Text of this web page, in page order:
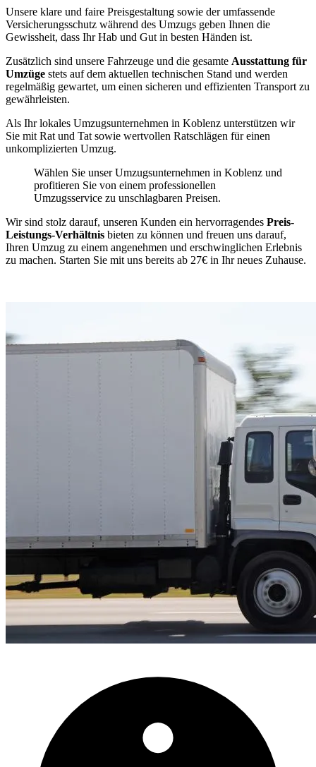
Unsere klare und faire Preisgestaltung sowie der umfassende
Versicherungsschutz während des Umzugs geben Ihnen die
Gewissheit, dass Ihr Hab und Gut in besten Händen ist.
Zusätzlich sind unsere Fahrzeuge und die gesamte Ausstattung für
Umzüge stets auf dem aktuellen technischen Stand und werden
regelmäßig gewartet, um einen sicheren und effizienten Transport zu
gewährleisten.
Als Ihr lokales Umzugsunternehmen in Koblenz unterstützen wir
Sie mit Rat und Tat sowie wertvollen Ratschlägen für einen
unkomplizierten Umzug.
Wählen Sie unser Umzugsunternehmen in Koblenz und
profitieren Sie von einem professionellen
Umzugsservice zu unschlagbaren Preisen.
Wir sind stolz darauf, unseren Kunden ein hervorragendes Preis-
Leistungs-Verhältnis bieten zu können und freuen uns darauf,
Ihren Umzug zu einem angenehmen und erschwinglichen Erlebnis
zu machen. Starten Sie mit uns bereits ab 27€ in Ihr neues Zuhause.